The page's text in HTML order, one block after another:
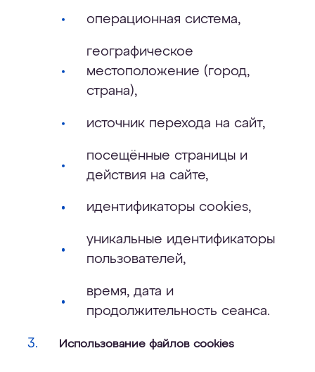
операционная система,
географическое
местоположение (город,
страна),
источник перехода на сайт,
посещённые страницы и
действия на сайте,
идентификаторы cookies,
уникальные идентификаторы
пользователей,
время, дата и
продолжительность сеанса.
Использование файлов cookies